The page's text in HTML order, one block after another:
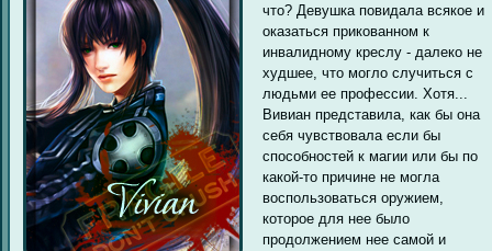
что? Девушка повидала всякое и
оказаться прикованном к
инвалидному креслу - далеко не
худшее, что могло случиться с
людьми ее профессии. Хотя...
Вивиан представила, как бы она
себя чувствовала если бы
способностей к магии или бы по
какой-то причине не могла
воспользоваться оружием,
которое для нее было
продолжением нее самой и